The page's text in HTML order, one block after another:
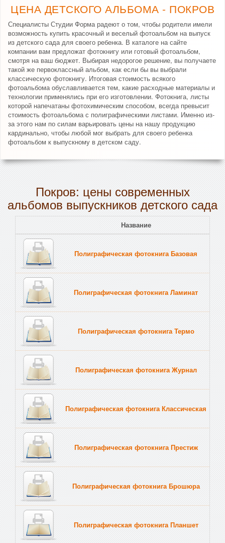
ЦЕНА ДЕТСКОГО АЛЬБОМА - ПОКРОВ
Специалисты Студии Форма радеют о том, чтобы родители имели
возможность купить красочный и веселый фотоальбом на выпуск
из детского сада для своего ребенка. В каталоге на сайте
компании вам предложат фотокнигу или готовый фотоальбом,
смотря на ваш бюджет. Выбирая недорогое решение, вы получаете
такой же первоклассный альбом, как если бы вы выбрали
классическую фотокнигу. Итоговая стоимость всякого
фотоальбома обуславливается тем, какие расходные материалы и
технологии применялись при его изготовлении. Фотокнига, листы
которой напечатаны фотохимическим способом, всегда превысит
стоимость фотоальбома с полиграфическими листами. Именно из-
за этого нам по силам варьировать цены на нашу продукцию
кардинально, чтобы любой мог выбрать для своего ребенка
фотоальбом к выпускному в детском саду.
Покров: цены современных
альбомов выпускников детского сада
Название
Полиграфическая фотокнига Базовая
Полиграфическая фотокнига Ламинат
Полиграфическая фотокнига Термо
Полиграфическая фотокнига Журнал
Полиграфическая фотокнига Классическая
Полиграфическая фотокнига Престиж
Полиграфическая фотокнига Брошюра
Полиграфическая фотокнига Планшет